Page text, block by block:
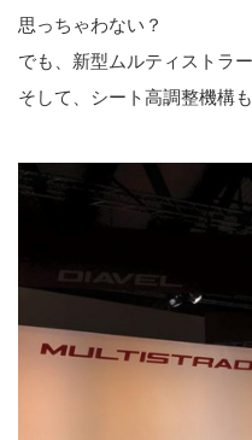
思っちゃわない？
でも、新型ムルティストラ
そして、シート高調整機構